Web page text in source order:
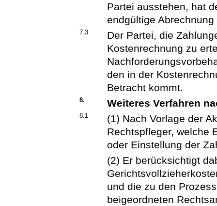
Partei ausstehen, hat
endgültige
7.3
Der Partei, die
Kostenrechnung zu
den in der
Betracht kommt.
8. Weiteres Verfahren
8.1
(1) Nach Vorlage der
Rechtspfleger, welche
oder Einstellung der
(2) Er berücksichtigt
und die zu den
beigeordneten